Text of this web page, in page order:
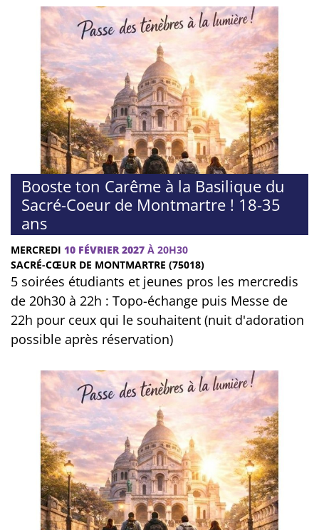
Booste ton Carême à la Basilique du
Sacré-Coeur de Montmartre ! 18-35
ans
MERCREDI 10 FÉVRIER 2027 À 20H30
SACRÉ-CŒUR DE MONTMARTRE (75018)
5 soirées étudiants et jeunes pros les mercredis
de 20h30 à 22h : Topo-échange puis Messe de
22h pour ceux qui le souhaitent (nuit d'adoration
possible après réservation)